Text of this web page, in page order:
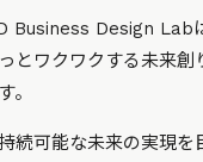
Business Design Lab
とワクワクする未来創
。
続可能な未来の実現を